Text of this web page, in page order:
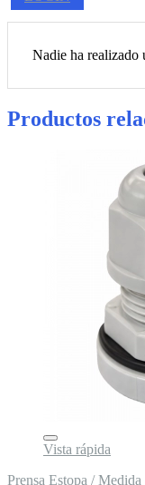
Nadie ha realizado
Productos
Vista rápida
Prensa Estopa /